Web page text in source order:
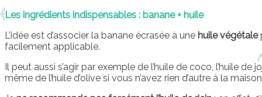
Les ingrédients indispensables : banane + huile
L’idée est d’associer la banane écrasée à une huile végétale
facilement applicable.
Il peut aussi s’agir par exemple de l’huile de coco, l’huile de
même de l’huile d’olive si vous n’avez rien d’autre à la